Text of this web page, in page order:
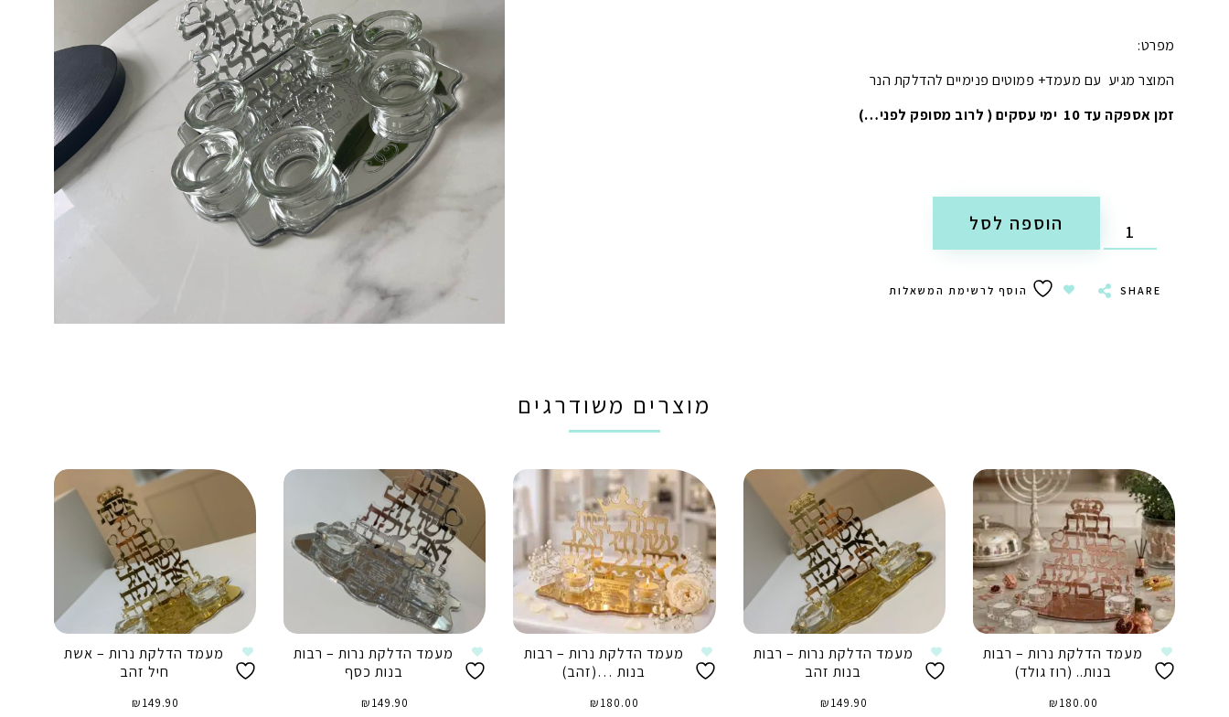
מפרט:
המוצר מגיע עם מעמד+ פמוטים פנימיים להדלקת הנר
זמן אספקה עד 10 ימי עסקים ( לרוב מסופק לפני…)
הוספה לסל
SHARE הוסף לרשימת המשאלות
מוצרים משודרגים
מעמד הדלקת נרות – רבות
בנות.. (רוז גולד)
₪180.00
מעמד הדלקת נרות – רבות
בנות זהב
₪149.90
מעמד הדלקת נרות – רבות
בנות …(זהב)
₪180.00
מעמד הדלקת נרות – רבות
בנות כסף
₪149.90
מעמד הדלקת נרות – אשת
חיל זהב
₪149.90